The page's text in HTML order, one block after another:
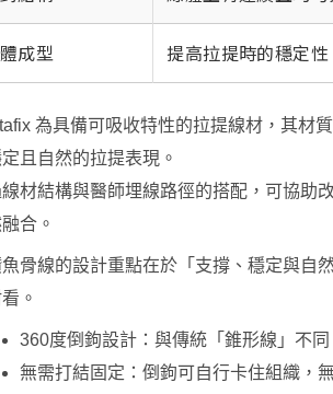
成型 提高拉提時的穩定
為具備可吸收特性的拉提線材，其材
且自然的拉提表現。
材結構與醫師埋線路徑的搭配，可協助
合。
骨線的設計重點在於「支撐、穩定與自
。
360度倒鉤設計：與傳統「錐形線」不
無需打結固定：倒鉤可自行卡住組織，